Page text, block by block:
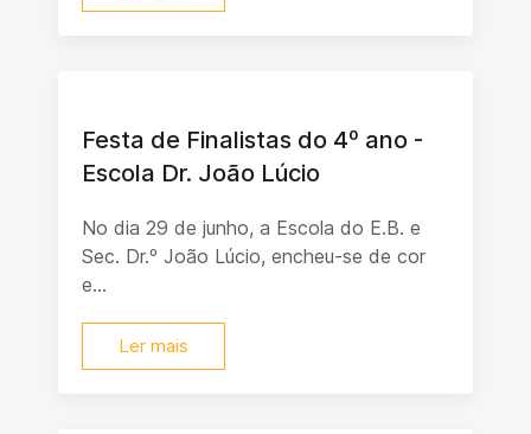
Festa de Finalistas do 4º ano -
Escola Dr. João Lúcio
No dia 29 de junho, a Escola do E.B. e
Sec. Dr.º João Lúcio, encheu-se de cor
e...
Ler mais